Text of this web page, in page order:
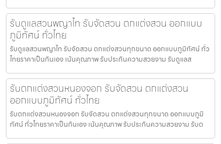
รับดูแลสวนพญาไท รับจัดสวน ตกแต่งสวน ออกแบบ
ภูมิทัศน์ ทั่วไทย
รับดูแลสวนพญาไท รับจัดสวน ตกแต่งสวนทุกขนาด ออกแบบภูมิทัศน์ ทั่ว
ไทยราคาเป็นกันเอง เน้นคุณภาพ รับประกันความสวยงาม รับดูแลส
รับตกแต่งสวนหนองจอก รับจัดสวน ตกแต่งสวน
ออกแบบภูมิทัศน์ ทั่วไทย
รับตกแต่งสวนหนองจอก รับจัดสวน ตกแต่งสวนทุกขนาด ออกแบบภูมิ
ทัศน์ ทั่วไทยราคาเป็นกันเอง เน้นคุณภาพ รับประกันความสวยงาม รับต